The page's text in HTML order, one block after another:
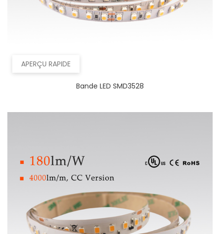
APERÇU RAPIDE
Bande LED SMD3528